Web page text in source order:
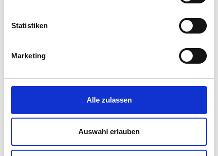
Statistiken
Marketing
Alle zulassen
Auswahl erlauben